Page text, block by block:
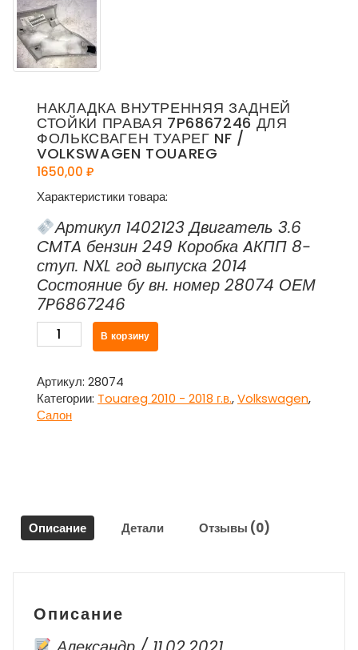
НАКЛАДКА ВНУТРЕННЯЯ ЗАДНЕЙ
СТОЙКИ ПРАВАЯ 7P6867246 ДЛЯ
ФОЛЬКСВАГЕН ТУАРЕГ NF /
VOLKSWAGEN TOUAREG
1650,00 ₽
Характеристики товара:
Артикул 1402123 Двигатель 3.6
CMTA бензин 249 Коробка AКПП 8-
ступ. NXL год выпуска 2014
Состояние бу вн. номер 28074 ОЕМ
7P6867246
Количество
товара
внутренняя
задней
стойки
NF
/
В корзину
Артикул: 28074
Категории: Touareg 2010 - 2018 г.в.,Volkswagen,
Салон
Описание Детали Отзывы (0)
Описание